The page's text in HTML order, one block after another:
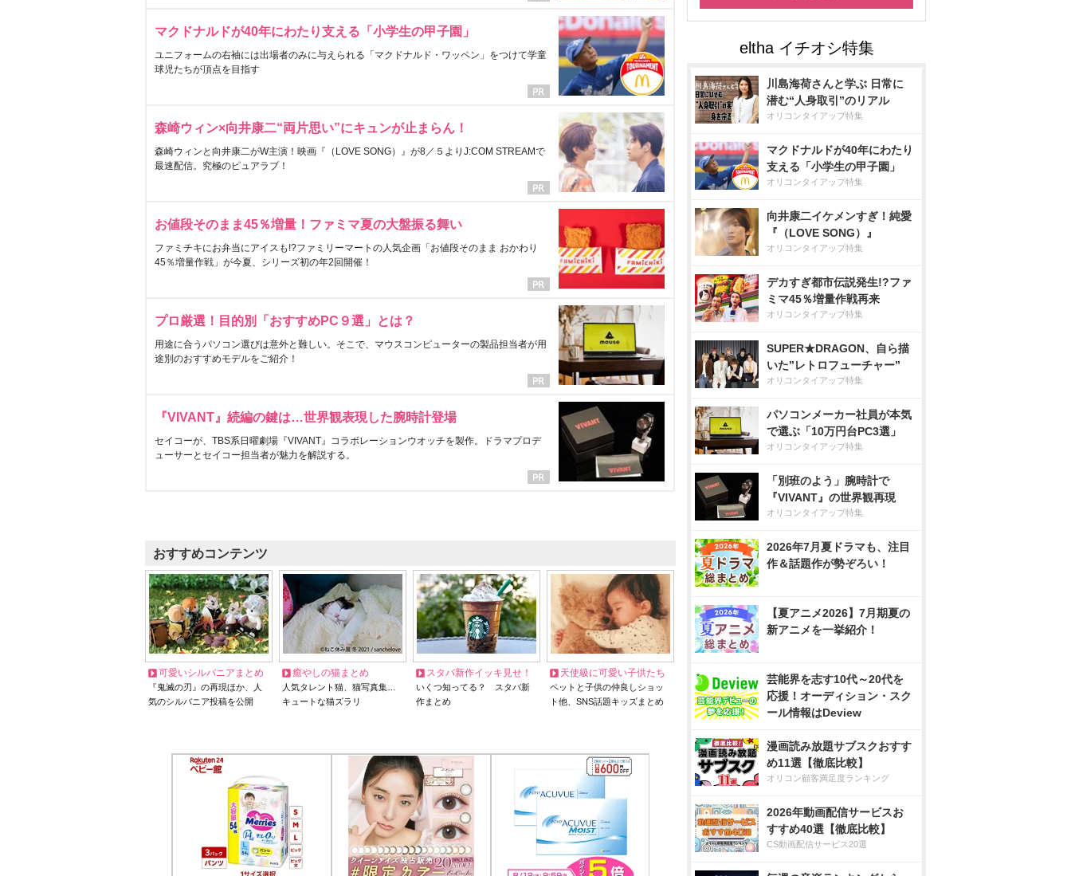
マクドナルドが40年にわたり支える「小学生の甲子園」
ユニフォームの右袖には出場者のみに与えられる「マクドナルド・ワッペン」をつけて学童
球児たちが頂点を目指す
森崎ウィン×向井康二“両片思い”にキュンが止まらん！
森崎ウィンと向井康二がW主演！映画『（LOVE SONG）』が8／５よりJ:COM STREAMで
最速配信。究極のピュアラブ！
お値段そのまま45％増量！ファミマ夏の大盤振る舞い
ファミチキにお弁当にアイスも!?ファミリーマートの人気企画「お値段そのまま おかわり
45％増量作戦」が今夏、シリーズ初の年2回開催！
プロ厳選！目的別「おすすめPC９選」とは？
用途に合うパソコン選びは意外と難しい。そこで、マウスコンピューターの製品担当者が用
途別のおすすめモデルをご紹介！
『VIVANT』続編の鍵は…世界観表現した腕時計登場
セイコーが、TBS系日曜劇場『VIVANT』コラボレーションウオッチを製作。ドラマプロデ
ューサーとセイコー担当者が魅力を解説する。
おすすめコンテンツ
可愛いシルバニアまとめ
『鬼滅の刃』の再現ほか、人
気のシルバニア投稿を公開
癒やしの猫まとめ
人気タレント猫、猫写真集…
キュートな猫ズラリ
スタバ新作イッキ見せ！
いくつ知ってる？ スタバ新
作まとめ
天使級に可愛い子供たち
ペットと子供の仲良しショッ
ト他、SNS話題キッズまとめ
川島海荷さんと学ぶ 日常に
潜む“人身取引”のリアル
オリコンタイアップ特集
マクドナルドが40年にわたり
支える「小学生の甲子園」
オリコンタイアップ特集
向井康二イケメンすぎ！純愛
『（LOVE SONG）』
オリコンタイアップ特集
デカすぎ都市伝説発生!?ファ
ミマ45％増量作戦再来
オリコンタイアップ特集
SUPER★DRAGON、自ら描
いた”レトロフューチャー”
オリコンタイアップ特集
パソコンメーカー社員が本気
で選ぶ「10万円台PC3選」
オリコンタイアップ特集
「別班のよう」腕時計で
『VIVANT』の世界観再現
オリコンタイアップ特集
2026年7月夏ドラマも、注目
作＆話題作が勢ぞろい！
【夏アニメ2026】7月期夏の
新アニメを一挙紹介！
芸能界を志す10代～20代を
応援！オーディション・スク
ール情報はDeview
漫画読み放題サブスクおすす
め11選【徹底比較】
オリコン顧客満足度ランキング
2026年動画配信サービスお
すすめ40選【徹底比較】
CS動画配信サービス20選